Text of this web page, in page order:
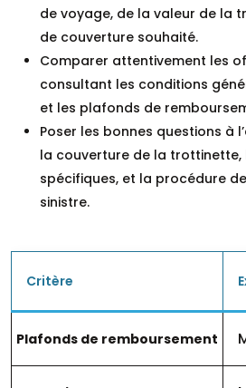
de voyage, de la valeur de la
de couverture souhaité.
Comparer attentivement les
consultant les conditions
et les plafonds de
Poser les bonnes questions à
la couverture de la trottinette,
spécifiques, et la procédure
sinistre.
Critère
Plafonds de remboursement